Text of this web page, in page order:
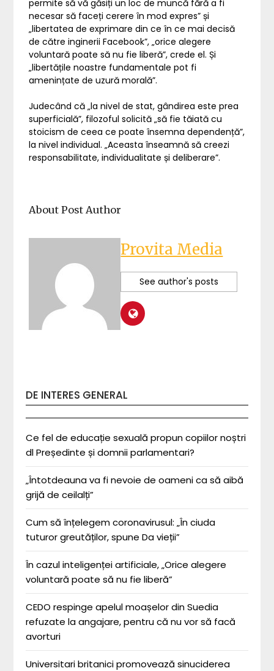
permite să vă găsiți un loc de muncă fără a fi
necesar să faceți cerere în mod expres” și
„libertatea de exprimare din ce în ce mai decisă
de către inginerii Facebook”, „orice alegere
voluntară poate să nu fie liberă”, crede el. Și
„libertățile noastre fundamentale pot fi
amenințate de uzură morală”.
Judecând că „la nivel de stat, gândirea este prea
superficială”, filozoful solicită „să fie tăiată cu
stoicism de ceea ce poate însemna dependență”,
la nivel individual. „Aceasta înseamnă să creezi
responsabilitate, individualitate și deliberare”.
About Post Author
Provita Media
See author's posts
DE INTERES GENERAL
Ce fel de educație sexuală propun copiilor noștri
dl Președinte și domnii parlamentari?
„Întotdeauna va fi nevoie de oameni ca să aibă
grijă de ceilalți”
Cum să înțelegem coronavirusul: „În ciuda
tuturor greutăților, spune Da vieții”
În cazul inteligenței artificiale, „Orice alegere
voluntară poate să nu fie liberă”
CEDO respinge apelul moașelor din Suedia
refuzate la angajare, pentru că nu vor să facă
avorturi
Universitari britanici promovează sinuciderea